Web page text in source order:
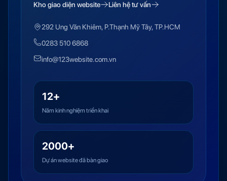
Kho giao diện website Liên hệ tư vấn
292 Ung Văn Khiêm, P.Thạnh Mỹ Tây, TP.HCM
0283 510 6868
info@123website.com.vn
12+
Năm kinh nghiệm triển khai
2000+
Dự án website đã bàn giao